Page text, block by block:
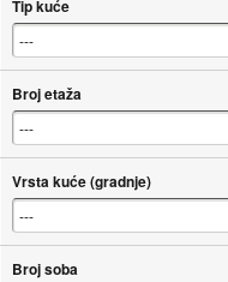
Tip kuće
Broj etaža
Vrsta kuće (gradnje)
Broj soba